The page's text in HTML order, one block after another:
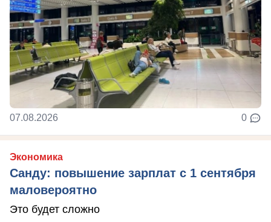
07.08.2026 0
Экономика
Санду: повышение зарплат с 1 сентября
маловероятно
Это будет сложно